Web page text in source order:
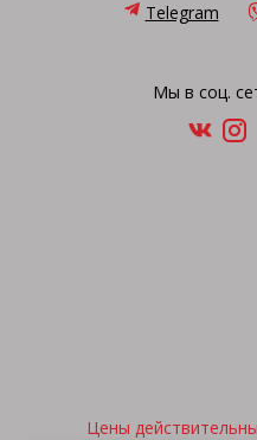
Telegram
Мы в соц.
Цены